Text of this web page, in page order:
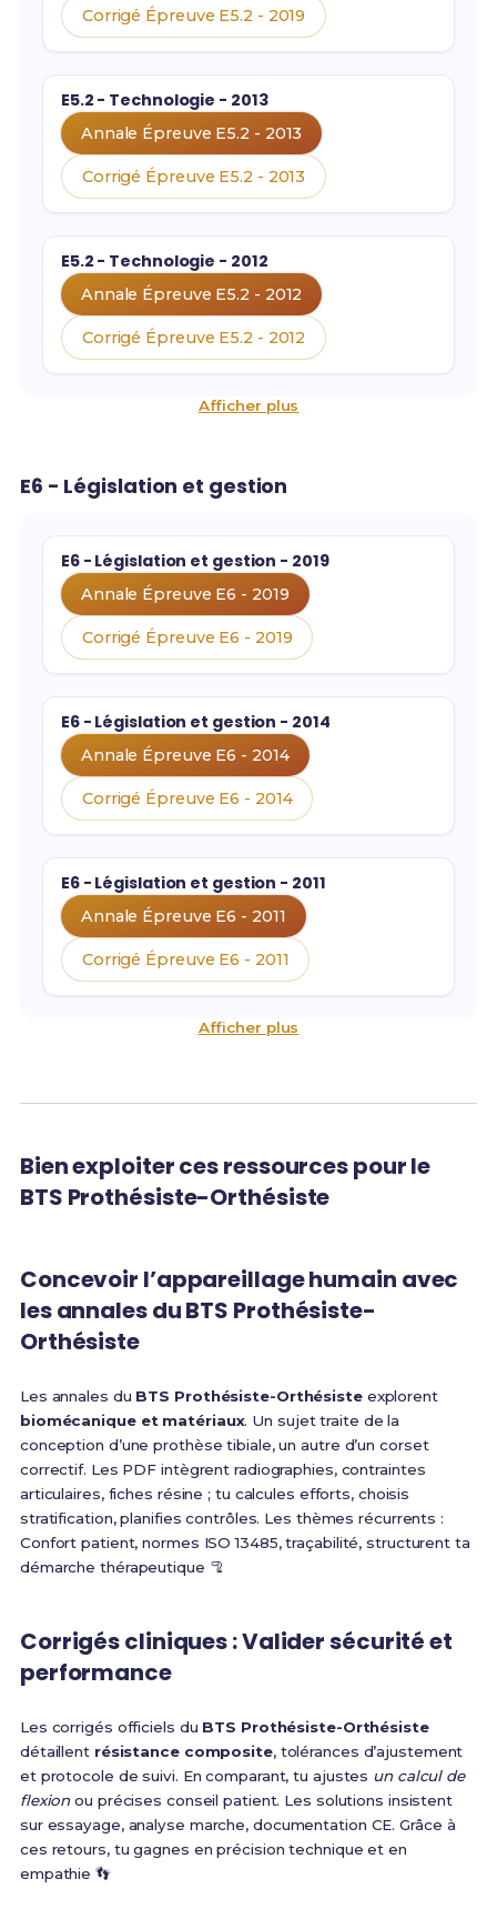
Corrigé Épreuve E5.2 - 2019
E5.2 - Technologie - 2013
Annale Épreuve E5.2 - 2013
Corrigé Épreuve E5.2 - 2013
E5.2 - Technologie - 2012
Annale Épreuve E5.2 - 2012
Corrigé Épreuve E5.2 - 2012
Afficher plus
E6 - Législation et gestion
E6 - Législation et gestion - 2019
Annale Épreuve E6 - 2019
Corrigé Épreuve E6 - 2019
E6 - Législation et gestion - 2014
Annale Épreuve E6 - 2014
Corrigé Épreuve E6 - 2014
E6 - Législation et gestion - 2011
Annale Épreuve E6 - 2011
Corrigé Épreuve E6 - 2011
Afficher plus
Bien exploiter ces ressources pour le
BTS Prothésiste-Orthésiste
Concevoir l’appareillage humain avec
les annales du BTS Prothésiste-
Orthésiste
Les annales du BTS Prothésiste-Orthésisteexplorent
biomécanique et matériaux. Un sujet traite de la
conception d’une prothèse tibiale, un autre d’un corset
correctif. Les PDF intègrent radiographies, contraintes
articulaires, fiches résine ; tu calcules efforts, choisis
stratification, planifies contrôles. Les thèmes récurrents :
Confort patient, normes ISO 13485, traçabilité, structurent ta
démarche thérapeutique 🦿
Corrigés cliniques : Valider sécurité et
performance
Les corrigés officiels du BTS Prothésiste-Orthésiste
détaillent résistance composite, tolérances d’ajustement
et protocole de suivi. En comparant, tu ajustes un calcul de
flexion ou précises conseil patient. Les solutions insistent
sur essayage, analyse marche, documentation CE. Grâce à
ces retours, tu gagnes en précision technique et en
empathie 👣